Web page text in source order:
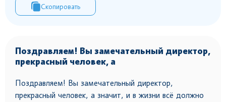
Скопировать
Поздравляем! Вы замечательный директор,
прекрасный человек, а
Поздравляем! Вы замечательный директор,
прекрасный человек, а значит, и в жизни всё должно